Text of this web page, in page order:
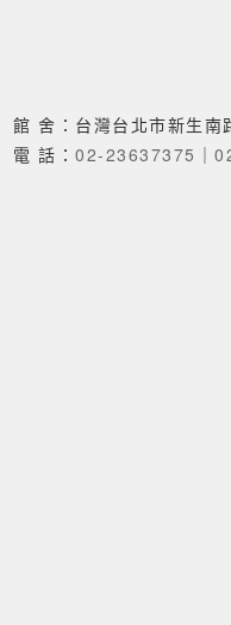
館 舍：台灣台北市新生南
電 話： 02-23637375 ｜